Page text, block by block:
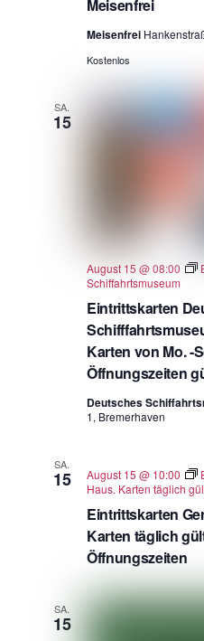
Meisenfrei
Meisenfrei
Kostenlos
SA.
15
Eintrittskarten
Karten von Mo. -
Öffnungszeiten
August 15 @ 08:00
Schiffahrtsmuseum
Deutsches
1, Bremerhaven
SA.
15
Eintrittskarten
Karten täglich
Öffnungszeiten
August 15 @ 10:00
Haus. Karten täglich
SA.
15